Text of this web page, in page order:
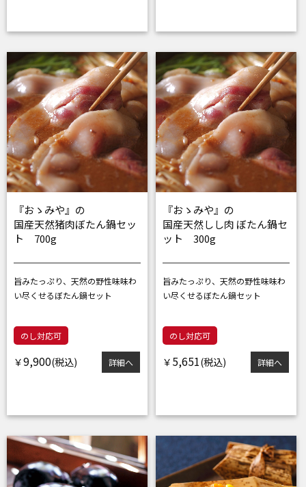
『おゝみや』の
国産天然猪肉ぼたん鍋セッ
ト 700g
旨みたっぷり、天然の野性味味わ
い尽くせるぼたん鍋セット
のし対応可
￥9,900 詳細へ
『おゝみや』の
国産天然しし肉 ぼたん鍋セ
ット 300g
旨みたっぷり、天然の野性味味わ
い尽くせるぼたん鍋セット
のし対応可
￥ 5,651 詳細へ